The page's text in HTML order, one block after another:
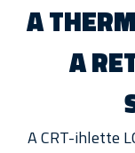
A
A
A CRT-ihlette